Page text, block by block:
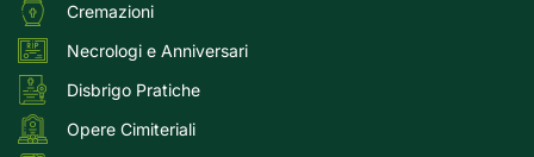
Cremazioni
Necrologi e Anniversari
Disbrigo Pratiche
Opere Cimiteriali